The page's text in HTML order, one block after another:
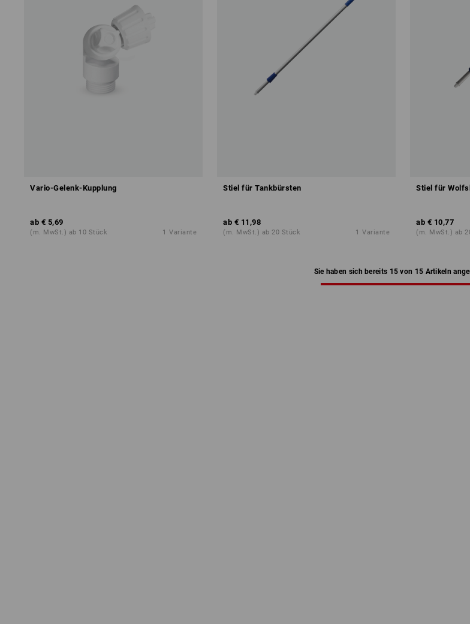
Vario-Gelenk-Kupplung
ab € 5,69
(m. MwSt.) ab 10 Stück 1 Variante
Stiel für Tankbürsten
ab € 11,98
(m. MwSt.) ab 20 Stück 1 Variante
Stiel für
ab € 10,77
(m. MwSt.) ab
Sie haben sich bereits 15 von 15 Artikeln